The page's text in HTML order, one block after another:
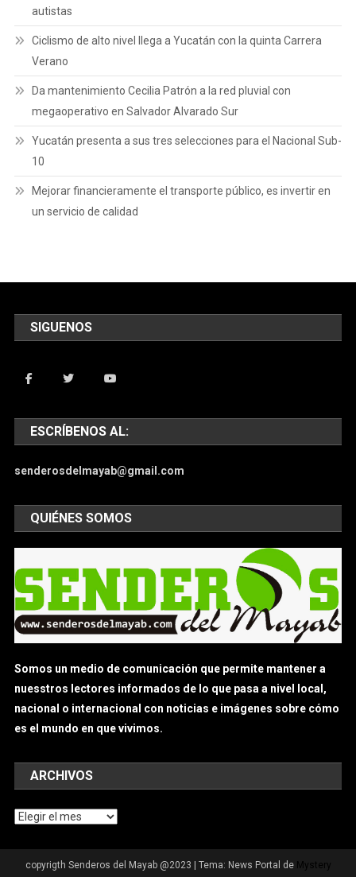
autistas
Ciclismo de alto nivel llega a Yucatán con la quinta Carrera
Verano
Da mantenimiento Cecilia Patrón a la red pluvial con
megaoperativo en Salvador Alvarado Sur
Yucatán presenta a sus tres selecciones para el Nacional Sub-
10
Mejorar financieramente el transporte público, es invertir en
un servicio de calidad
SIGUENOS
ESCRÍBENOS AL:
senderosdelmayab@gmail.com
QUIÉNES SOMOS
Somos un medio de comunicación que permite mantener a
nuesstros lectores informados de lo que pasa a nivel local,
nacional o internacional con noticias e imágenes sobre cómo
es el mundo en que vivimos.
ARCHIVOS
Archivos
copyrigth Senderos del Mayab @2023 Tema: News Portal de Mystery